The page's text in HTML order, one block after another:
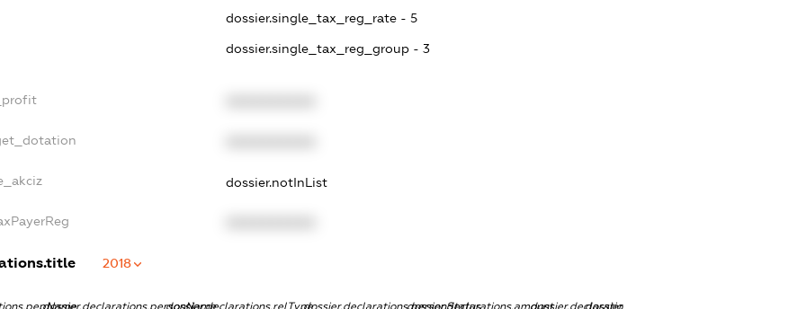
dossier.single_tax_reg_rate - 5
dossier.single_tax_reg_group - 3
dossier.notInList
2018
dossier.declarations.personNamedossier.declarations.relTypedossier.declarations.personStatusdossier.declarations.amountdossier.declarations.currency
dossier.declarations.source